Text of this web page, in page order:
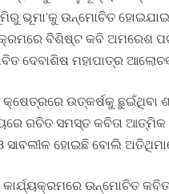
ଭୂମା’କୁ ଉନ୍ମୋଚିତ
ବିଶିଷ୍ଟ କବି ଅମରେଶ
ଦେବାଶିଷ ମହାପାତ୍ର
ଉତ୍କର୍ଷକୁ ଛୁଇଁଥିବା
ରଚିତ ସମସ୍ତ କବିତା
ସାବଲୀଳ ହୋଇଛି ବୋଲି
ଉନ୍ମୋଚିତ